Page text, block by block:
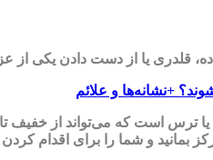
قلدری یا از دست دادن یکی
یا ترس است که می‌تواند از
بمانید و شما را برای اقدام